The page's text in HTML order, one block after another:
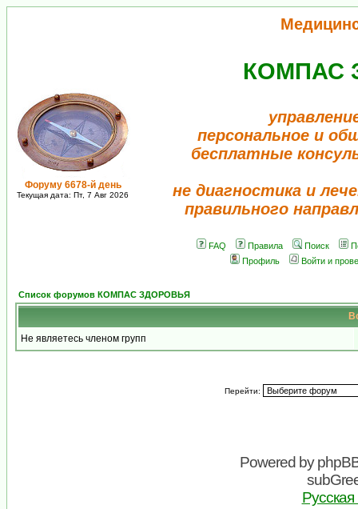
Форуму 6678-й день
Текущая дата: Пт, 7 Авг 2026
КОМПАС
персональное и
бесплатные
не диагностика и
правильного
FAQ Правила Поиск
Профиль
Войти и
Список форумов КОМПАС ЗДОРОВЬЯ
Не являетесь членом групп
Перейти:
Powered by